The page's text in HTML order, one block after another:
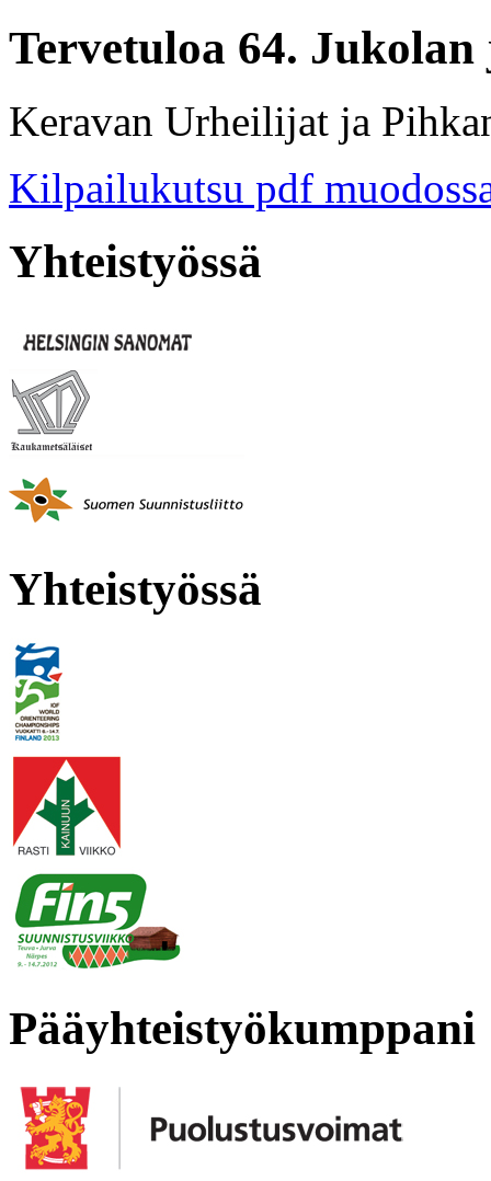
Tervetuloa 64.
Keravan Urheilijat ja
Kilpailukutsu pdf
Yhteistyössä
Yhteistyössä
Pääyhteistyökumppani